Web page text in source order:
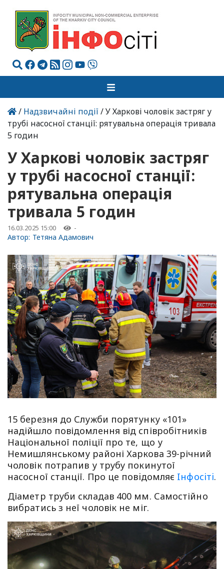
/ Надзвичайні події / У Харкові чоловік застряг у
трубі насосної станції: рятувальна операція тривала
5 годин
У Харкові чоловік застряг
у трубі насосної станції:
рятувальна операція
тривала 5 годин
16.03.2025 15:00 -
Автор: Тетяна Адамович
15 березня до Служби порятунку «101»
надійшло повідомлення від співробітників
Національної поліції про те, що у
Немишлянському районі Харкова 39-річний
чоловік потрапив у трубу покинутої
насосної станції. Про це повiдомляє Iнфосiтi.
Діаметр труби складав 400 мм. Самостійно
вибратись з неї чоловік не міг.